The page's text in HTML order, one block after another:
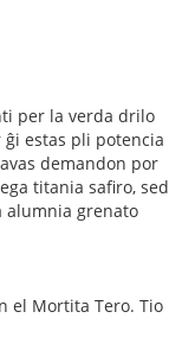
per la verda drilo
estas pli potencia
demandon por
titania safiro, sed
alumnia grenato
el Mortita Tero. Tio